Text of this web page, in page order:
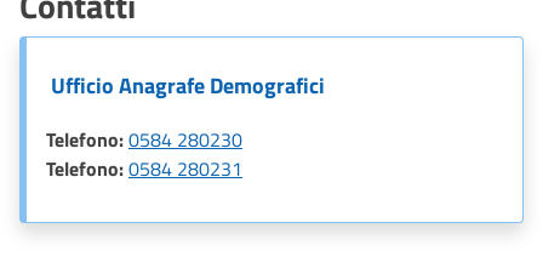
Ufficio Anagrafe Demografici
Telefono:0584 280230
Telefono:0584 280231